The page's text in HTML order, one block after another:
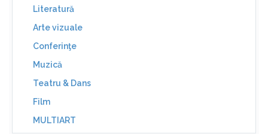
Literatură
Arte vizuale
Conferinţe
Muzică
Teatru & Dans
Film
MULTIART